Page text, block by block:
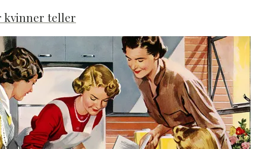
kvinner teller